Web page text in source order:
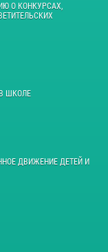
О КОНКУРСАХ,
ШКОЛЕ
ДВИЖЕНИЕ ДЕТЕЙ И